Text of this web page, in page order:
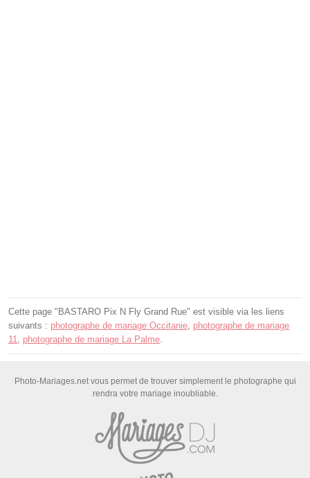
Cette page "BASTARO Pix N Fly Grand Rue" est visible via les liens
suivants : photographe de mariage Occitanie photographe de mariage
11
photographe de mariage La Palme
Photo-Mariages.net vous permet de trouver simplement le photographe qui
rendra votre mariage inoubliable.